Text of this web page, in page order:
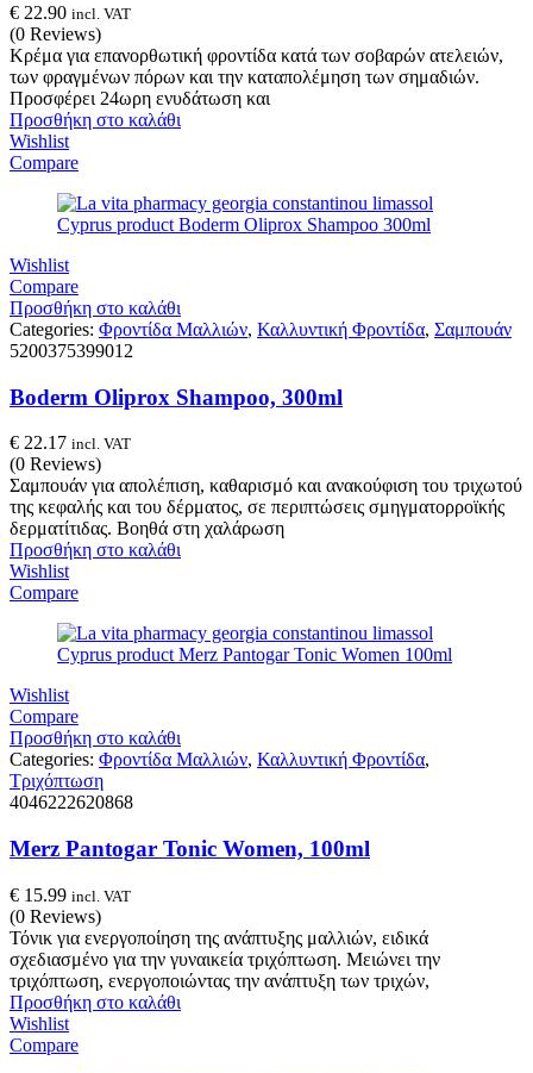
€ 22.90 incl. VAT
(0 Reviews)
Κρέμα για επανορθωτική φροντίδα κατά των σοβαρών ατελειών,
των φραγμένων πόρων και την καταπολέμηση των σημαδιών.
Προσφέρει 24ωρη ενυδάτωση και
Προσθήκη στο καλάθι
Wishlist
Compare
Wishlist
Compare
Προσθήκη στο καλάθι
Categories: Φροντίδα Μαλλιών, Καλλυντική Φροντίδα, Σαμπουάν
5200375399012
Boderm Oliprox Shampoo, 300ml
€ 22.17 incl. VAT
(0 Reviews)
Σαμπουάν για απολέπιση, καθαρισμό και ανακούφιση του τριχωτού
της κεφαλής και του δέρματος, σε περιπτώσεις σμηγματορροϊκής
δερματίτιδας. Βοηθά στη χαλάρωση
Προσθήκη στο καλάθι
Wishlist
Compare
Wishlist
Compare
Προσθήκη στο καλάθι
Categories: Φροντίδα Μαλλιών, Καλλυντική Φροντίδα,
Τριχόπτωση
4046222620868
Merz Pantogar Tonic Women, 100ml
€ 15.99 incl. VAT
(0 Reviews)
Τόνικ για ενεργοποίηση της ανάπτυξης μαλλιών, ειδικά
σχεδιασμένο για την γυναικεία τριχόπτωση. Μειώνει την
τριχόπτωση, ενεργοποιώντας την ανάπτυξη των τριχών,
Προσθήκη στο καλάθι
Wishlist
Compare